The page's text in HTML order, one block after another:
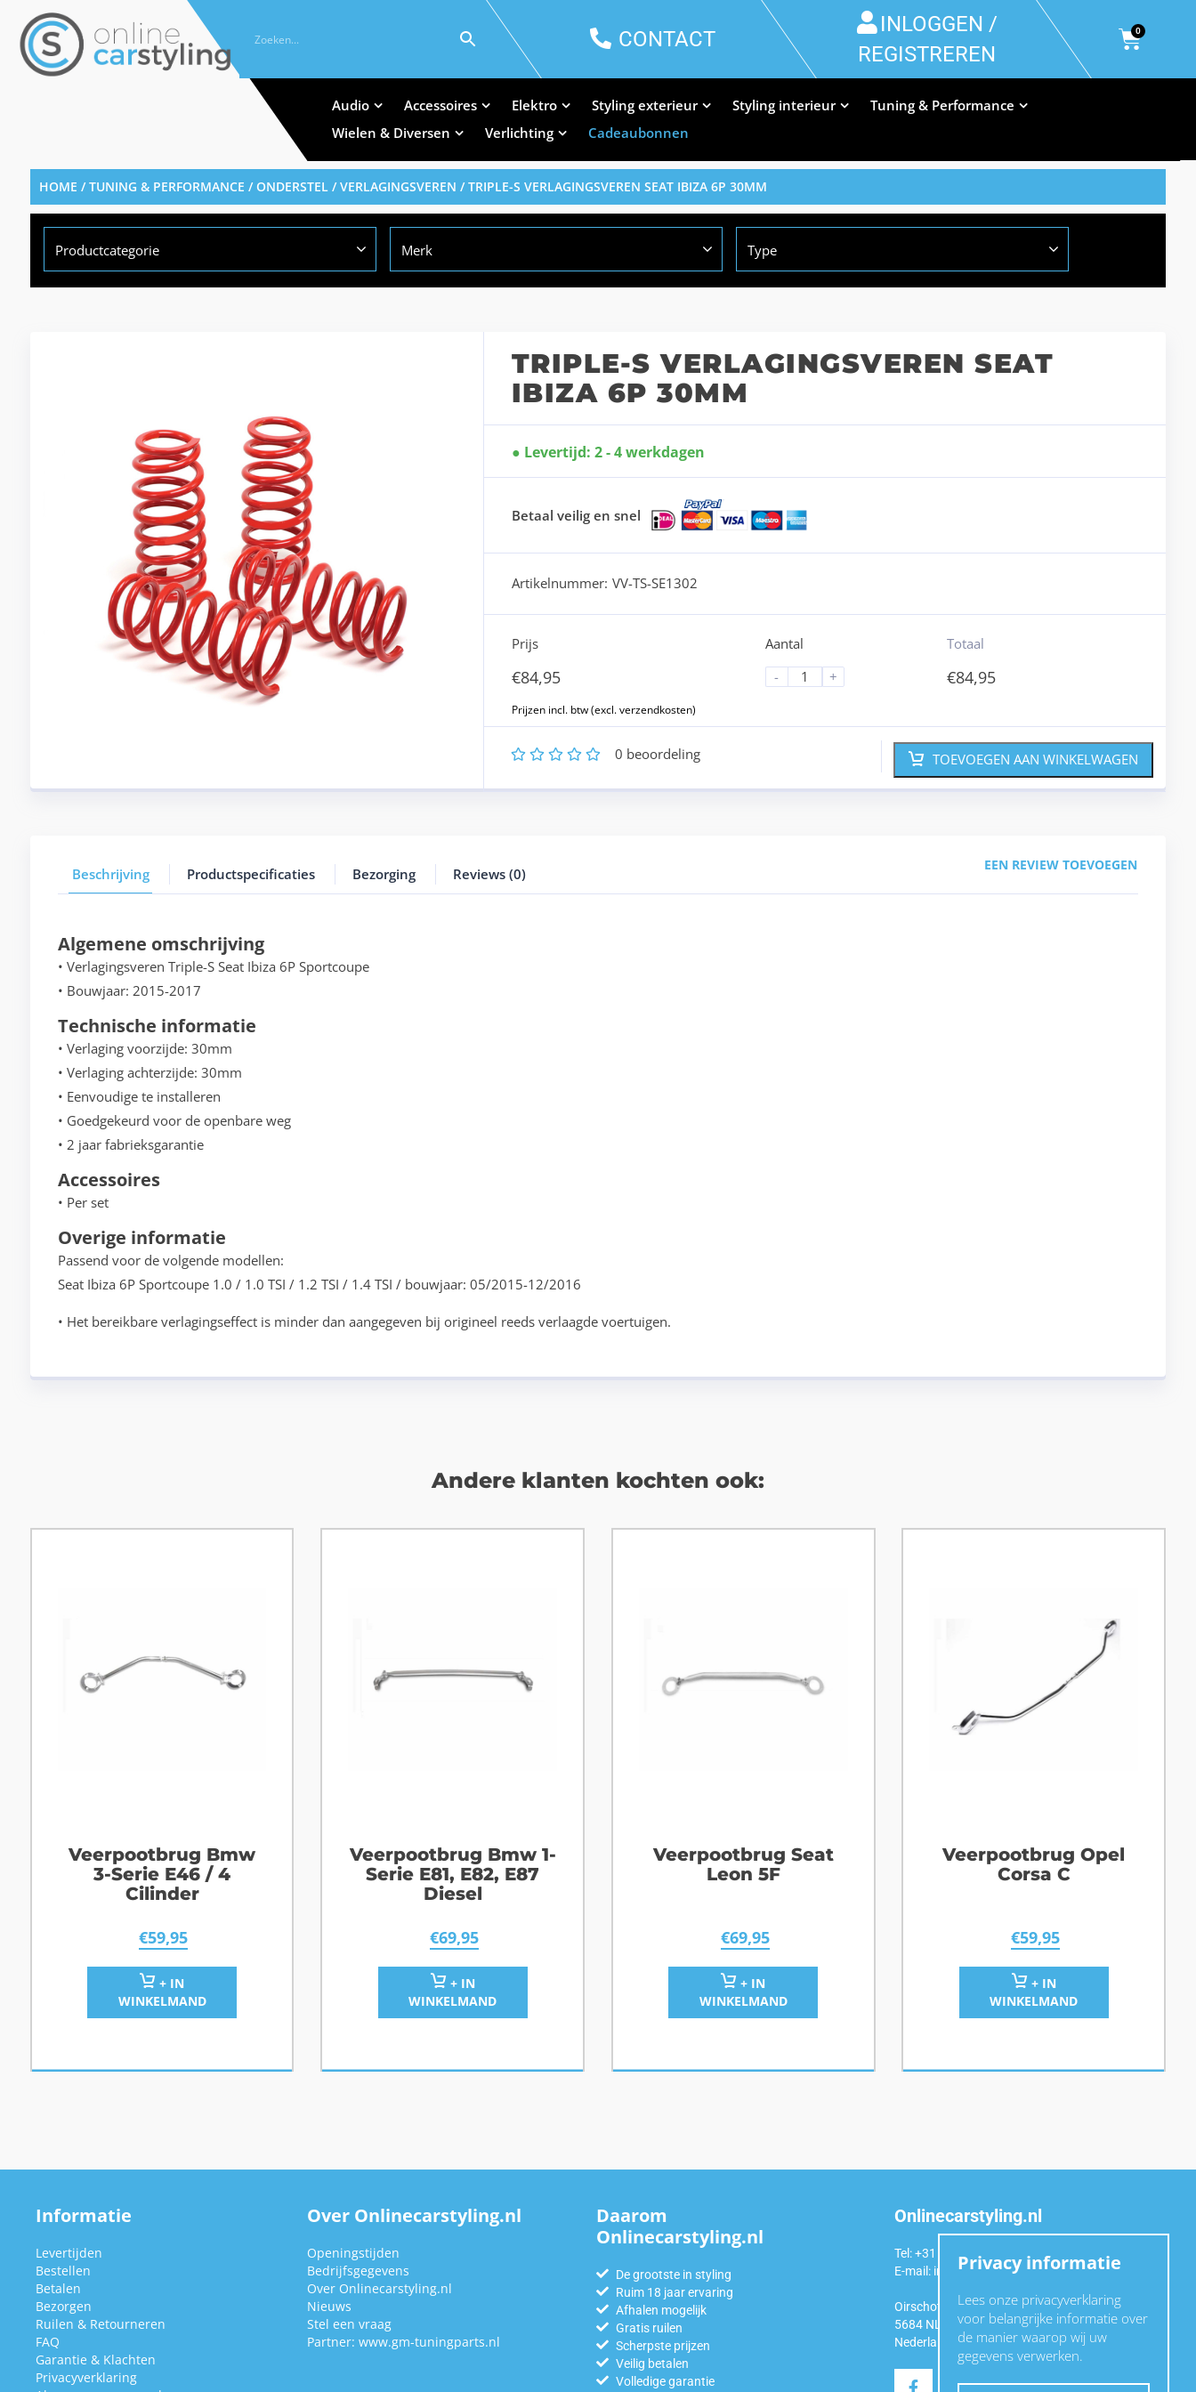
CONTACT
INLOGGEN /
REGISTREREN
0
Audio Accessoires Elektro Styling exterieur Styling interieur
Tuning & Performance
Wielen & Diversen
Verlichting Cadeaubonnen
HOME /TUNING & PERFORMANCE /ONDERSTEL/VERLAGINGSVEREN / TRIPLE-S VERLAGINGSVEREN SEAT IBIZA 6P 30MM
Productcategorie Merk Type
TRIPLE-S VERLAGINGSVEREN SEAT
IBIZA 6P 30MM
Levertijd: 2 - 4 werkdagen
Betaal veilig en snel
Artikelnummer: VV-TS-SE1302
Prijs
€84,95
Aantal
-
+
Totaal
€84,95
5
4
3
2 0 beoordeling TOEVOEGEN AAN WINKELWAGEN
Beschrijving Productspecificaties Bezorging Reviews (0)
EEN REVIEW TOEVOEGEN
Algemene omschrijving
• Verlagingsveren Triple-S Seat Ibiza 6P Sportcoupe
• Bouwjaar: 2015-2017
Technische informatie
• Verlaging voorzijde: 30mm
• Verlaging achterzijde: 30mm
• Eenvoudige te installeren
• Goedgekeurd voor de openbare weg
• 2 jaar fabrieksgarantie
Accessoires
• Per set
Overige informatie
Passend voor de volgende modellen:
Seat Ibiza 6P Sportcoupe 1.0 / 1.0 TSI / 1.2 TSI / 1.4 TSI / bouwjaar: 05/2015-12/2016
• Het bereikbare verlagingseffect is minder dan aangegeven bij origineel reeds verlaagde voertuigen.
Andere klanten kochten ook:
Veerpootbrug Bmw
3-Serie E46 / 4
Cilinder
€59,95
+ IN
WINKELMAND
Veerpootbrug Bmw 1-
Serie E81, E82, E87
Diesel
€69,95
+ IN
WINKELMAND
Veerpootbrug Seat
Leon 5F
€69,95
+ IN
WINKELMAND
Veerpootbrug Opel
Corsa C
€59,95
+ IN
WINKELMAND
Informatie
Levertijden
Bestellen
Betalen
Bezorgen
Ruilen & Retourneren
FAQ
Garantie & Klachten
Privacyverklaring
Over Onlinecarstyling.nl
Openingstijden
Bedrijfsgegevens
Over Onlinecarstyling.nl
Nieuws
Stel een vraag
Partner: www.gm-tuningparts.nl
Daarom
Onlinecarstyling.nl
De grootste in styling
Ruim 18 jaar ervaring
Afhalen mogelijk
Gratis ruilen
Scherpste prijzen
Veilig betalen
Volledige garantie
Onlinecarstyling.nl
Tel: +31 (0)6 54 98 49 99
E-mail: info@onlinecarstyling.nl
Oirschotseweg 92a
5684 NL Best
Nederland
Privacy informatie
Lees onze privacyverklaring
voor belangrijke informatie over
de manier waarop wij uw
gegevens verwerken.